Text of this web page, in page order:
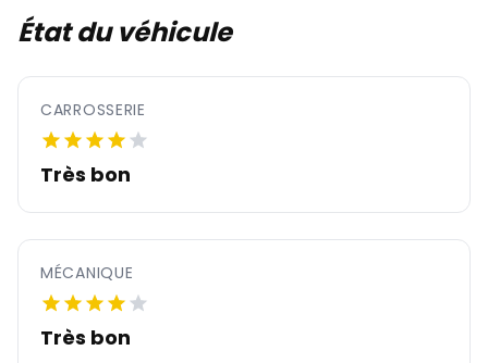
État du véhicule
CARROSSERIE
Très bon
MÉCANIQUE
Très bon